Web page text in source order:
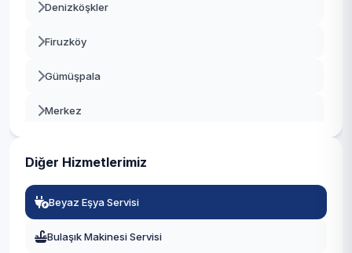
Beylikdüzü
Beyoğlu
Çekmeköy
Esenler
Denizköşkler
Firuzköy
Gümüşpala
Merkez
Diğer Hizmetlerimiz
Beyaz Eşya Servisi
Bulaşık Makinesi Servisi